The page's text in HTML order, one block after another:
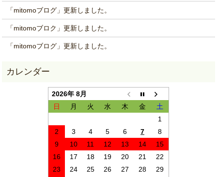
「mitomoブログ」更新しました。
「mitomoブロク」更新しました。
「mitomoブログ」更新しました。
2026年 8月
日
月 火 水 木 金
土
1
2
3 4 5 6 7
8
9
10 11 12 13 14
15
16
17 18 19 20 21
22
23
24 25 26 27 28
29